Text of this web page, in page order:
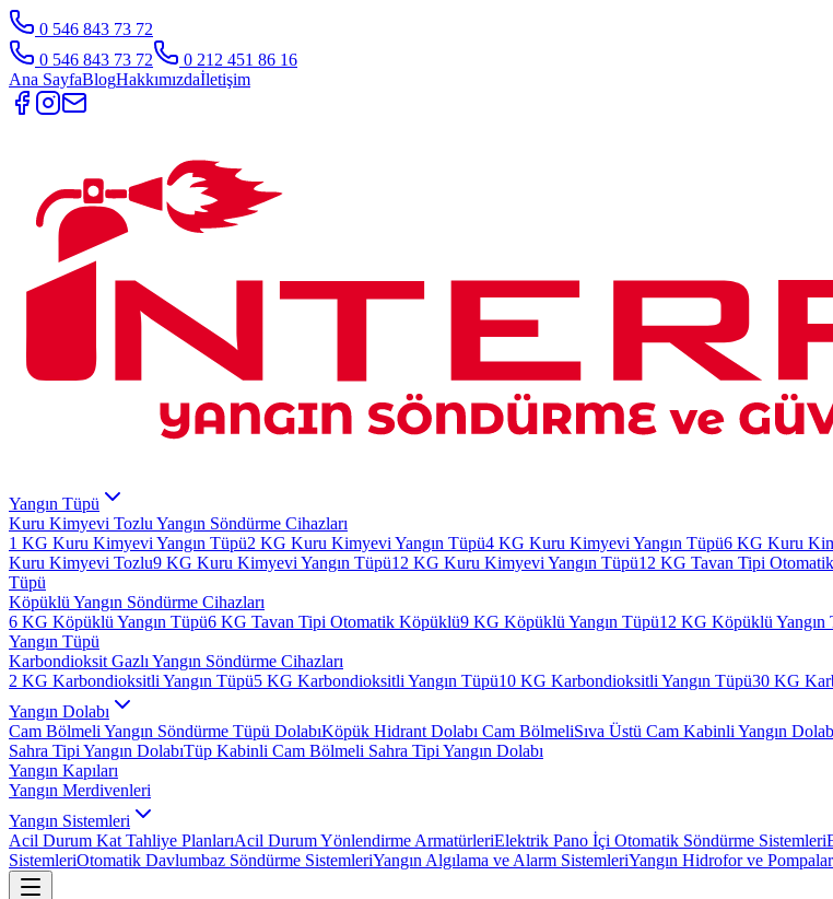
0 546 843 73 72
0 546 843 73 72
0 212 451 86 16
Ana SayfaBlogHakkımızdaİletişim
Yangın Tüpü
Kuru Kimyevi Tozlu Yangın Söndürme Cihazları
1 KG Kuru Kimyevi Yangın Tüpü2 KG Kuru Kimyevi Yangın Tüpü4 KG Kuru Kimyevi Yangın Tüpü6 KG Kuru
Kuru Kimyevi Tozlu9 KG Kuru Kimyevi Yangın Tüpü12 KG Kuru Kimyevi Yangın Tüpü12 KG Tavan Tipi
Tüpü
Köpüklü Yangın Söndürme Cihazları
6 KG Köpüklü Yangın Tüpü6 KG Tavan Tipi Otomatik Köpüklü9 KG Köpüklü Yangın Tüpü12 KG Köpüklü Yangın
Yangın Tüpü
Karbondioksit Gazlı Yangın Söndürme Cihazları
2 KG Karbondioksitli Yangın Tüpü5 KG Karbondioksitli Yangın Tüpü10 KG Karbondioksitli Yangın Tüpü30 KG
Yangın Dolabı
Cam Bölmeli Yangın Söndürme Tüpü DolabıKöpük Hidrant Dolabı Cam BölmeliSıva Üstü Cam Kabinli Yangın
Sahra Tipi Yangın DolabıTüp Kabinli Cam Bölmeli Sahra Tipi Yangın Dolabı
Yangın Kapıları
Yangın Merdivenleri
Yangın Sistemleri
Acil Durum Kat Tahliye PlanlarıAcil Durum Yönlendirme ArmatürleriElektrik Pano İçi Otomatik Söndürme Sistemleri
SistemleriOtomatik Davlumbaz Söndürme SistemleriYangın Algılama ve Alarm SistemleriYangın Hidrofor ve